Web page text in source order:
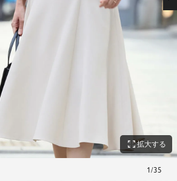
zoom_out_map拡大する
1/35